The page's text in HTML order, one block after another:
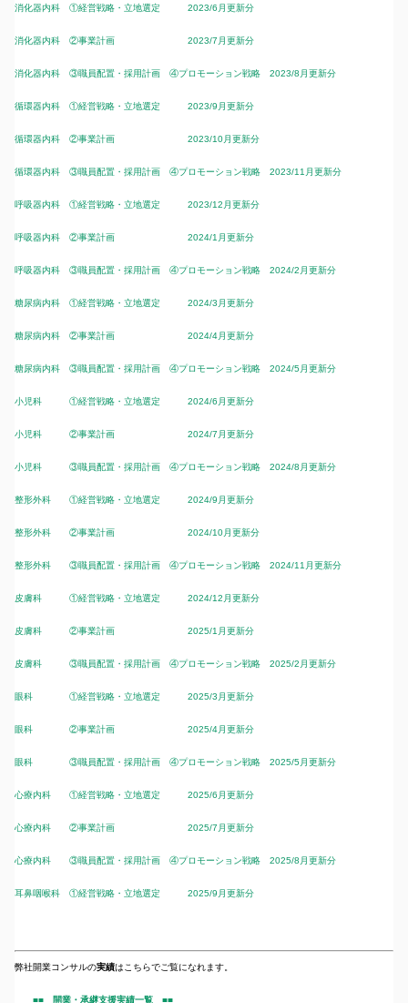
消化器内科 ①経営戦略・立地選定 2023/6月更新分
消化器内科 ②事業計画 2023/7月更新分
消化器内科 ③職員配置・採用計画 ④プロモーション戦略 2023/8月更新分
循環器内科 ①経営戦略・立地選定 2023/9月更新分
循環器内科 ②事業計画 2023/10月更新分
循環器内科 ③職員配置・採用計画 ④プロモーション戦略 2023/11月更新分
呼吸器内科 ①経営戦略・立地選定 2023/12月更新分
呼吸器内科 ②事業計画 2024/1月更新分
呼吸器内科 ③職員配置・採用計画 ④プロモーション戦略 2024/2月更新分
糖尿病内科 ①経営戦略・立地選定 2024/3月更新分
糖尿病内科 ②事業計画 2024/4月更新分
糖尿病内科 ③職員配置・採用計画 ④プロモーション戦略 2024/5月更新分
小児科 ①経営戦略・立地選定 2024/6月更新分
小児科 ②事業計画 2024/7月更新分
小児科 ③職員配置・採用計画 ④プロモーション戦略 2024/8月更新分
整形外科 ①経営戦略・立地選定 2024/9月更新分
整形外科 ②事業計画 2024/10月更新分
整形外科 ③職員配置・採用計画 ④プロモーション戦略 2024/11月更新分
皮膚科 ①経営戦略・立地選定 2024/12月更新分
皮膚科 ②事業計画 2025/1月更新分
皮膚科 ③職員配置・採用計画 ④プロモーション戦略 2025/2月更新分
眼科 ①経営戦略・立地選定 2025/3月更新分
眼科 ②事業計画 2025/4月更新分
眼科 ③職員配置・採用計画 ④プロモーション戦略 2025/5月更新分
心療内科 ①経営戦略・立地選定 2025/6月更新分
心療内科 ②事業計画 2025/7月更新分
心療内科 ③職員配置・採用計画 ④プロモーション戦略 2025/8月更新分
耳鼻咽喉科 ①経営戦略・立地選定 2025/9月更新分
弊社開業コンサルの実績はこちらでご覧になれます。
■■ 開業・承継支援実績一覧 ■■